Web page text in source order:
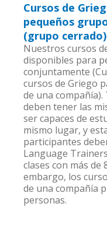
Cursos de
pequeños
(grupo cerrado)
Nuestros cursos
disponibles para
conjuntamente
cursos de Griego
de una
deben tener las
ser capaces de
mismo lugar, y
participantes
Language
clases con más de
embargo, los
de una compañía
personas.